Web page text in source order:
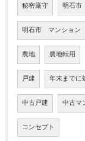
秘密厳守 明石
明石市 マンショ
農地 農地転用
戸建 年末までに
中古戸建 中古マ
コンセプト